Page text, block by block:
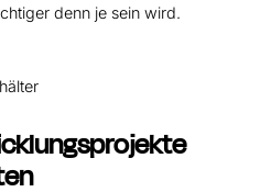
denn je sein wird.